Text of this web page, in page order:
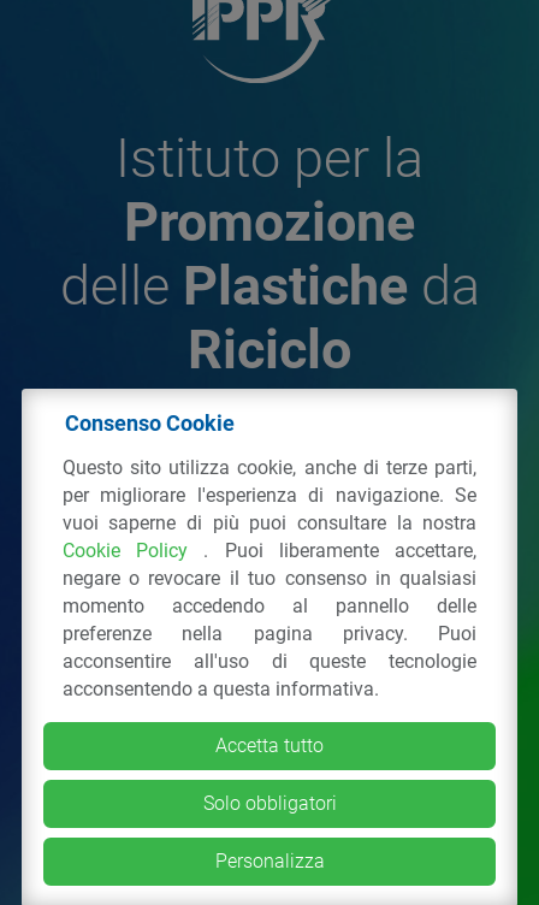
Istituto per la
Promozione
delle Plastiche da
Riciclo
Plastiche da Riciclo
C.F. 97381090154
Via San Vittore 36 20123Milano (MI)
Tel.: 02 43928225.
Tutti i diritti riservati Privacy Policy &Cookie
Consenso Cookie
Questo sito utilizza cookie, anche di terze parti,
per migliorare l'esperienza di navigazione. Se
vuoi saperne di più puoi consultare la nostra
Cookie Policy . Puoi liberamente accettare,
negare o revocare il tuo consenso in qualsiasi
momento accedendo al pannello delle
preferenze nella pagina privacy. Puoi
acconsentire all'uso di queste tecnologie
acconsentendo a questa informativa.
Accetta tutto
Solo obbligatori
Personalizza